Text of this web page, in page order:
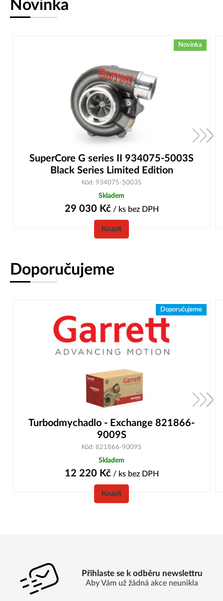
Novinka
Novinka
SuperCore G series II 934075-5003S
Black Series Limited Edition
Kód: 934075-5003S
Skladem
29 030 Kč/ ks bez DPH
Koupit
Doporučujeme
Doporučujeme
Turbodmychadlo - Exchange 821866-
9009S
Kód: 821866-9009S
Skladem
12 220 Kč/ ks bez DPH
Koupit
Přihlaste se k odběru newslettru
Aby Vám už žádná akce neunikla